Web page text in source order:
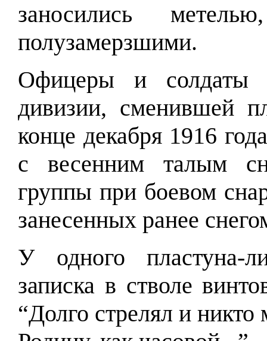
заносились
полузамерзшими.
Офицеры и солдаты
дивизии, сменившей
конце декабря 1916
с весенним талым
группы при боевом
занесенных ранее
У одного пластуна-
записка в стволе
“Долго стрелял и